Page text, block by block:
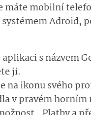
máte mobilní
Adroid,
s názvem
ji.
na ikonu svého
v pravém horním